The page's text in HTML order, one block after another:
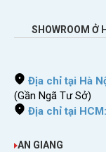
SHOWROOM Ở
Địa chỉ tại Hà
(Gần Ngã Tư Sở)
Địa chỉ tại HCM:
AN GIANG